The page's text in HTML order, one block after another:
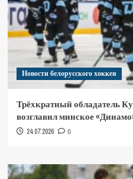
Новости белорусского хоккея
Трёхкратный обладатель
возглавил минское
24.07.2026 0